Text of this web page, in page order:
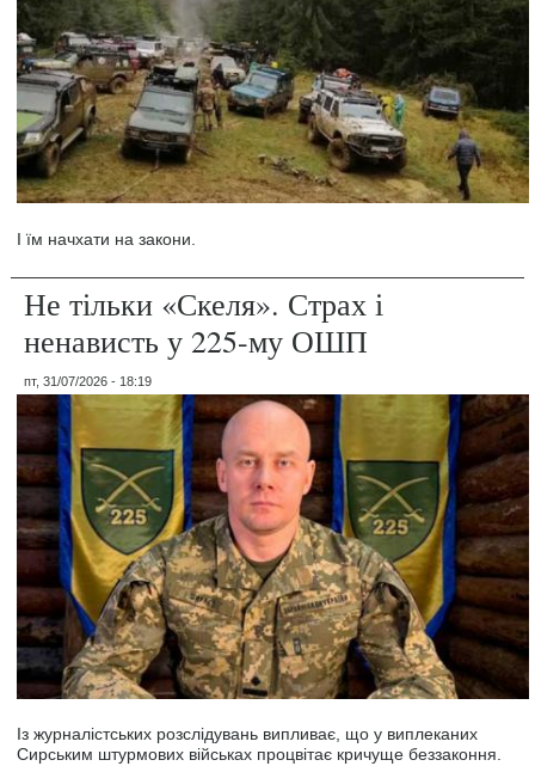
І їм начхати на закони.
Не тільки «Скеля». Страх і
ненависть у 225-му ОШП
пт, 31/07/2026 - 18:19
Із журналістських розслідувань випливає, що у виплеканих
Сирським штурмових військах процвітає кричуще беззаконня.